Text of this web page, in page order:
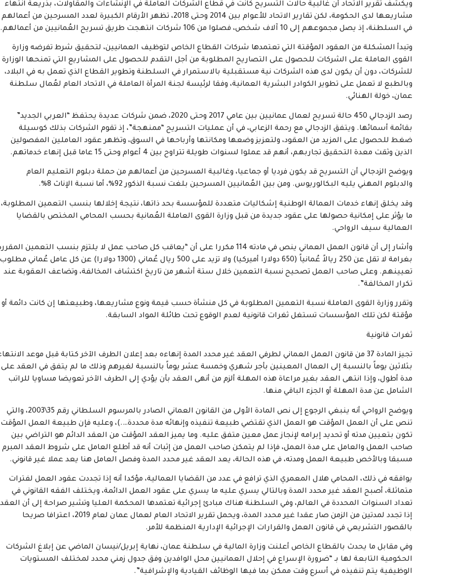
ويكشف تقرير الاتحاد أن غالبية حالات التسريح كانت في قطاع الشركات العاملة في الإنشاءات والمقاولات، بذريعة انتهاء
مشاريعها لدى الحكومة، لكن تقارير الاتحاد للأعوام بين 2014 وحتى 2018، تظهر الأرقام الكبيرة لعدد المسرحين من أعمالهم
في السلطنة، إذ يصل مجموعهم إلى 10 آلاف شخص، فصلوا من 106 شركات انتهجت طريق تسريح العُمانيين من أعمالهم.
وتبدأ المشكلة من العقود المؤقتة التي تعتمدها شركات القطاع الخاص لتوظيف العمانيين، لتحقيق شرط تفرضه وزارة
القوى العاملة على الشركات للحصول على التصاريح المطلوبة من أجل التقدم للحصول على المشاريع التي تمنحها الوزارة
للشركات، دون أن يكون لدى هذه الشركات نية مستقبلية بالاستمرار في السلطنة وتطوير القطاع الذي تعمل به في البلاد،
وبالطبع لا تعمل على تطوير الكوادر البشرية العمانية، وفقا لرئيسة لجنة المرأة العاملة في الاتحاد العام لعُمال سلطنة
عمان، خولة الهنائي.
رصد الزدجالي 450 حالة تسريح لعمال عمانيين بين عامي 2017 وحتى 2020، ضمن شركات عديدة يحتفظ “العربي الجديد”
بقائمة أسمائها. ويتفق الزدجالي مع رحمة الزعابي، في أن عمليات التسريح “ممنهجة”، إذ تقوم الشركات بذلك كوسيلة
ضغط للحصول على المزيد من العقود، ولتعزيز وضعها ومكانتها وأرباحها في السوق، وتظهر عقود العاملين المفصولين
الذين وثقت معدة التحقيق تجاربهم، أنهم قد عملوا لسنوات طويلة تتراوح بين 4 أعوام وحتى 15 عاما قبل إنهاء خدماتهم.
ويوضح الزدجالي أن التسريح قد يكون فرديا أو جماعيا، وغالبية المسرحين من أعمالهم من حملة دبلوم التعليم العام
والدبلوم المهني يليه البكالوريوس. ومن بين العُمانيين المسرحين بلغت نسبة الذكور 92%، أما نسبة الإناث 8%.
وقد يخلق إنهاء خدمات العمالة الوطنية إشكاليات متعددة للمؤسسة بحد ذاتها، نتيجة إخلالها بنسب التعمين المطلوبة،
ما يؤثر على إمكانية حصولها على عقود جديدة من قبل وزارة القوى العاملة العُمانية بحسب المحامي المختص بالقضايا
العمالية سيف الرواحي.
وأشار إلى أن قانون العمل العماني ينص في مادته 114 مكررا على أن “يعاقب كل صاحب عمل لا يلتزم بنسب التعمين
بغرامة لا تقل عن 250 ريالاً عُمانياً (650 دولارا أميركيا) ولا تزيد على 500 ريال عُماني (1300 دولارا) عن كل عامل عُماني مطلوب
تعيينهم. وعلى صاحب العمل تصحيح نسبة التعمين خلال ستة أشهر من تاريخ اكتشاف المخالفة، وتضاعف العقوبة عند
تكرار المخالفة”.
وتقرر وزارة القوى العاملة نسبة التعمين المطلوبة في كل منشأة حسب قيمة ونوع مشاريعها، وطبيعتها إن كانت دائمة أو
مؤقتة لكن تلك المؤسسات تستغل ثغرات قانونية لعدم الوقوع تحت طائلة المواد السابقة.
ثغرات قانونية
تجيز المادة 37 من قانون العمل العماني لطرفي العقد غير محدد المدة إنهاءه بعد إعلان الطرف الآخر كتابة قبل موعد
بثلاثين يوماً بالنسبة إلى العمال المعينين بأجر شهري وخمسة عشر يوماً بالنسبة لغيرهم وذلك ما لم يتفق في العقد على
مدة أطول، وإذا انتهى العقد بغير مراعاة هذه المهلة ألزم من أنهى العقد بأن يؤدي إلى الطرف الآخر تعويضا مساويا للراتب
الشامل عن مدة المهلة أو الجزء الباقي منها.
ويوضح الرواحي أنه ينبغي الرجوع إلى نص المادة الأولى من القانون العماني الصادر بالمرسوم السلطاني رقم 35\2003، والتي
تنص على أن العمل المؤقت هو العمل الذي تقتضي طبيعة تنفيذه وإنهائه مدة محددة….)، وعليه فإن طبيعة العمل المؤقت
تكون بتعيين مدته أو تحديد إبرامه لإنجاز عمل معين متفق عليه. وما يميز العقد المؤقت من العقد الدائم هو التراضي بين
صاحب العمل والعامل على مدة العمل، فإذا لم يتمكن صاحب العمل من إثبات أنه قد أطلع العامل على شروط العقد المبرم
مسبقا وبالأخص طبيعة العمل ومدته، في هذه الحالة، يعد العقد غير محدد المدة وفصل العامل هنا يعد عملا غير قانوني.
يوافقه في ذلك، المحامي هلال المعمري الذي ترافع في عدد من القضايا العمالية، مؤكدا أنه إذا تجددت عقود العمل لفترات
متماثلة، أصبح العقد غير محدد المدة وبالتالي يسري عليه ما يسري على عقود العمل الدائمة، ويختلف الفقه القانوني في
تعداد السنوات المحددة في العالم، وفي السلطنة هناك مبادئ إجرائية تعتمدها المحكمة العليا وتشير صراحة إلى أن العقد
إذا تجدد لمدتين من الزمن صار عقدا غير محدد المدة، ويحمل تقرير الاتحاد العام لعمال عمان لعام 2019، اعترافا صريحا
بالقصور التشريعي في قانون العمل والقرارات الإجرائية الإدارية المنظمة للأمر.
وفي مقابل ما يحدث بالقطاع الخاص أعلنت وزارة المالية في سلطنة عمان، نهاية إبريل/نيسان الماضي عن إبلاغ الشركات
الحكومية التابعة لها بـ “ضرورة الإسراع في إحلال العمانيين محل الوافدين وفق جدول زمني محدد لمختلف المستويات
الوظيفية يتم تنفيذه في أسرع وقت ممكن بما فيها الوظائف القيادية والإشرافية”.